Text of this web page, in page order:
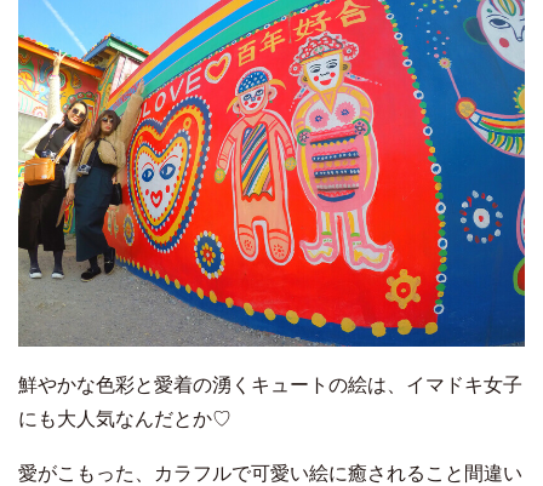
鮮やかな色彩と愛着の湧くキュートの絵は、イマドキ女子
にも大人気なんだとか♡
愛がこもった、カラフルで可愛い絵に癒されること間違い